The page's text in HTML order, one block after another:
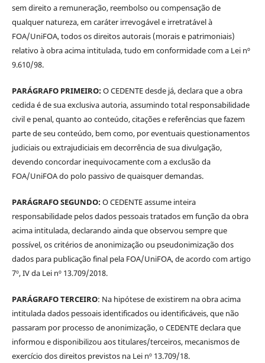
sem direito a remuneração, reembolso ou compensação de
qualquer natureza, em caráter irrevogável e irretratável à
FOA/UniFOA, todos os direitos autorais (morais e patrimoniais)
relativo à obra acima intitulada, tudo em conformidade com a Lei nº
9.610/98.
PARÁGRAFO PRIMEIRO:O CEDENTE desde já, declara que a obra
cedida é de sua exclusiva autoria, assumindo total responsabilidade
civil e penal, quanto ao conteúdo, citações e referências que fazem
parte de seu conteúdo, bem como, por eventuais questionamentos
judiciais ou extrajudiciais em decorrência de sua divulgação,
devendo concordar inequivocamente com a exclusão da
FOA/UniFOA do polo passivo de quaisquer demandas.
PARÁGRAFO SEGUNDO:O CEDENTE assume inteira
responsabilidade pelos dados pessoais tratados em função da obra
acima intitulada, declarando ainda que observou sempre que
possível, os critérios de anonimização ou pseudonimização dos
dados para publicação final pela FOA/UniFOA, de acordo com artigo
7º, IV da Lei nº 13.709/2018.
PARÁGRAFO TERCEIRO: Na hipótese de existirem na obra acima
intitulada dados pessoais identificados ou identificáveis, que não
passaram por processo de anonimização, o CEDENTE declara que
informou e disponibilizou aos titulares/terceiros, mecanismos de
exercício dos direitos previstos na Lei nº 13.709/18.